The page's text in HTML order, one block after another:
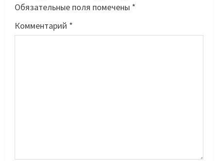
Обязательные поля помечены *
Комментарий *